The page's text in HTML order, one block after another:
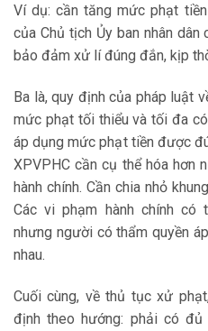
Ví dụ: cần tăng mức phạt
của Chủ tịch Ủy ban nhân
bảo đảm xử lí đúng đắn, kịp
Ba là, quy định của pháp luật
mức phạt tối thiểu và tối đa
áp dụng mức phạt tiền được
XPVPHC cần cụ thể hóa hơn
hành chính. Cần chia nhỏ
Các vi phạm hành chính có
nhưng người có thẩm quyền
nhau.
Cuối cùng, về thủ tục xử
định theo hướng: phải có